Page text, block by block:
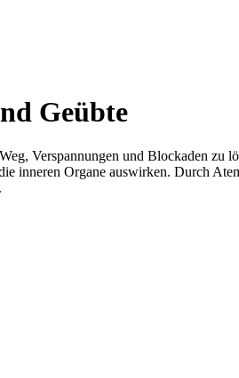
Geübte
Verspannungen und Blockaden zu
inneren Organe auswirken. Durch